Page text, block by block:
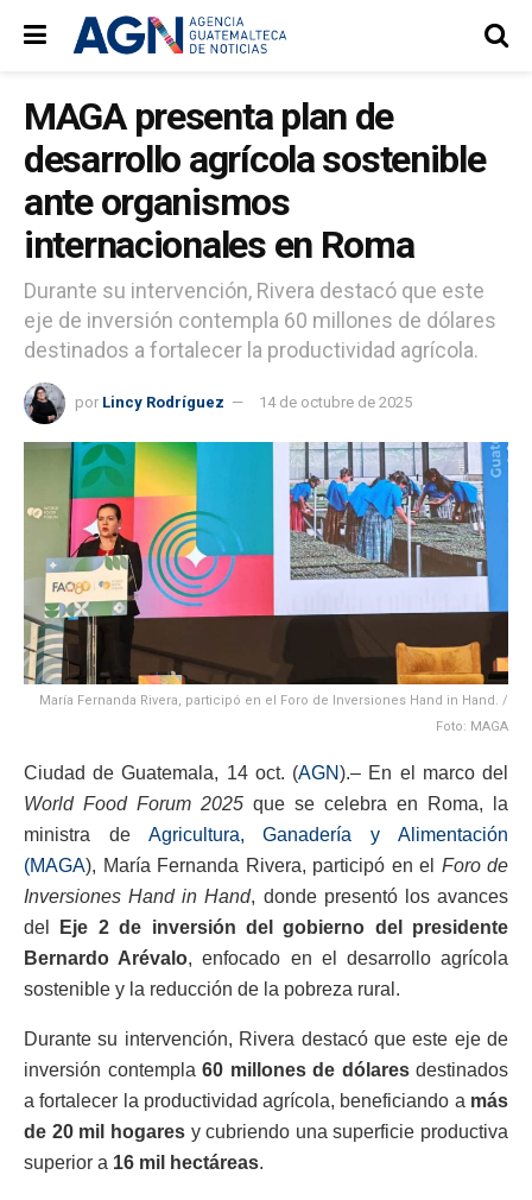
MAGA presenta plan de
desarrollo agrícola sostenible
ante organismos
internacionales en Roma
Durante su intervención, Rivera destacó que este
eje de inversión contempla 60 millones de dólares
destinados a fortalecer la productividad agrícola.
por Lincy Rodríguez 14 de octubre de 2025
María Fernanda Rivera, participó en el Foro de Inversiones Hand in Hand. /
Foto: MAGA
Ciudad de Guatemala, 14 oct. (AGN).– En el marco del
World Food Forum 2025 que se celebra en Roma, la
ministra de Agricultura, Ganadería y Alimentación
(MAGA), María Fernanda Rivera, participó en el Foro de
Inversiones Hand in Hand, donde presentó los avances
del
Eje 2 de inversión del gobierno del presidente
Bernardo Arévalo, enfocado en el desarrollo agrícola
sostenible y la reducción de la pobreza rural.
Durante su intervención, Rivera destacó que este eje de
inversión contempla 60 millones de dólaresdestinados
a fortalecer la productividad agrícola, beneficiando a más
de 20 mil hogaresy cubriendo una superficie productiva
superior a 16 mil hectáreas.